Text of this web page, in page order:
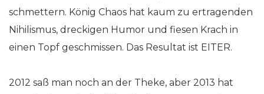
schmettern. König Chaos hat kaum zu ertragenden
Nihilismus, dreckigen Humor und fiesen Krach in
einen Topf geschmissen. Das Resultat ist EITER.
2012 saß man noch an der Theke, aber 2013 hat